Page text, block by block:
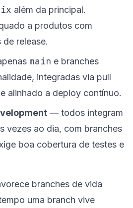
além da principal.
a produtos com
de release.
main e branches
integradas via pull
alinhado a deploy contínuo.
— todos integram
vezes ao dia, com branches
boa cobertura de testes e
branches de vida
uma branch vive